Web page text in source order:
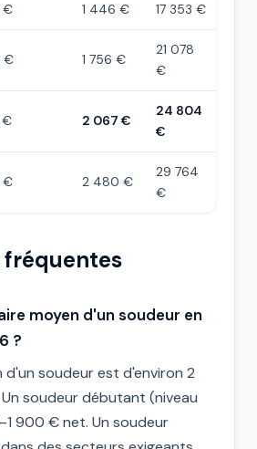
€ 1 446 € 17 353 €
€ 1 756 €
21 078
€
€ 2 067 €
24 804
€
€ 2 480 €
29 764
€
fréquentes
moyen d'un soudeur en
?
d'un soudeur est d'environ 2
soudeur débutant (niveau
900 € net. Un soudeur